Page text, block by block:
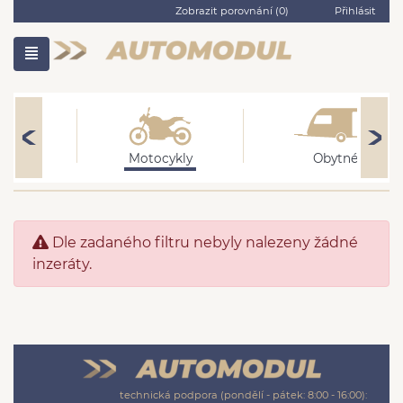
Zobrazit porovnání (0) Přihlásit
Motocykly Obytné
Dle zadaného filtru nebyly nalezeny žádné
inzeráty.
technická podpora (pondělí - pátek: 8:00 - 16:00):